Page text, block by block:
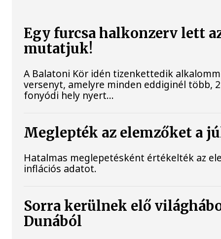
Egy furcsa halkonzerv lett
mutatjuk!
A Balatoni Kör idén tizenkettedik
versenyt, amelyre minden eddiginél több,
fonyódi hely nyert...
Meglepték az elemzőket a
Hatalmas meglepetésként értékelték az
inflációs adatot.
Sorra kerülnek elő
Dunából